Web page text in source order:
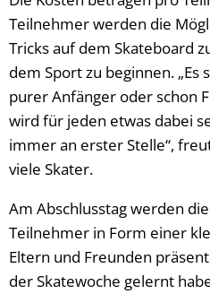
Teilnehmer werden die
Tricks auf dem Skateboard
dem Sport zu beginnen. „Es
purer Anfänger oder schon
wird für jeden etwas dabei
immer an erster Stelle“,
viele Skater.
Am Abschlusstag werden
Teilnehmer in Form einer
Eltern und Freunden
der Skatewoche gelernt